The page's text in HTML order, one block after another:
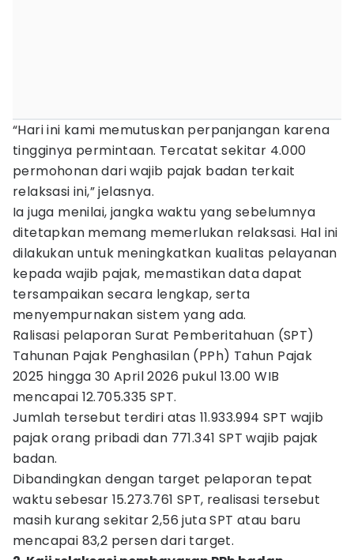
“Hari ini kami memutuskan perpanjangan karena
tingginya permintaan. Tercatat sekitar 4.000
permohonan dari wajib pajak badan terkait
relaksasi ini,” jelasnya.
Ia juga menilai, jangka waktu yang sebelumnya
ditetapkan memang memerlukan relaksasi. Hal ini
dilakukan untuk meningkatkan kualitas pelayanan
kepada wajib pajak, memastikan data dapat
tersampaikan secara lengkap, serta
menyempurnakan sistem yang ada.
Ralisasi pelaporan Surat Pemberitahuan (SPT)
Tahunan Pajak Penghasilan (PPh) Tahun Pajak
2025 hingga 30 April 2026 pukul 13.00 WIB
mencapai 12.705.335 SPT.
Jumlah tersebut terdiri atas 11.933.994 SPT wajib
pajak orang pribadi dan 771.341 SPT wajib pajak
badan.
Dibandingkan dengan target pelaporan tepat
waktu sebesar 15.273.761 SPT, realisasi tersebut
masih kurang sekitar 2,56 juta SPT atau baru
mencapai 83,2 persen dari target.